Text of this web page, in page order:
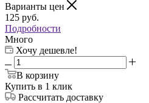
Варианты цен
125 руб.
Подробности
Много
Хочу дешевле!
В корзину
Купить в 1 клик
Рассчитать доставку